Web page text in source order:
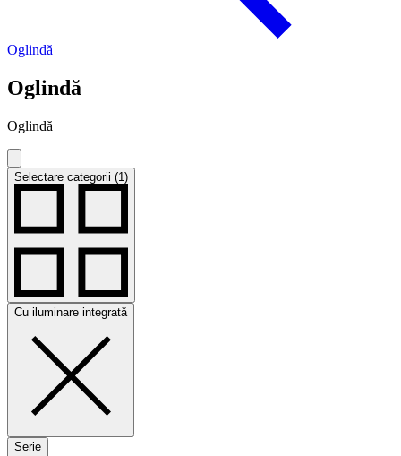
Oglindă
Oglindă
Oglindă
Selectare categorii (1)
Cu iluminare integrată
Serie